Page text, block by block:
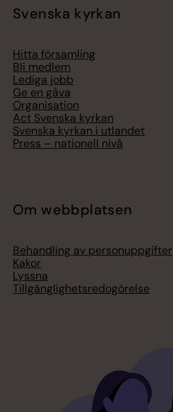
Svenska kyrkan
Hitta församling
Bli medlem
Lediga jobb
Ge en gåva
Organisation
Act Svenska kyrkan
Svenska kyrkan i utlandet
Press – nationell nivå
Om webbplatsen
Behandling av personuppgifter
Kakor
Lyssna
Tillgänglighetsredogörelse